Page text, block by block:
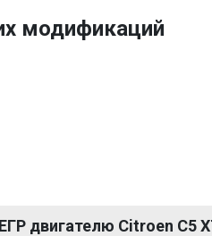
модификаций
двигателю Citroen C5